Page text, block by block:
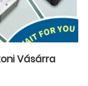
Vásárra